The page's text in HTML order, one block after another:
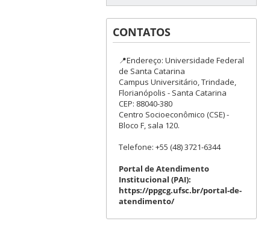
CONTATOS
📍Endereço: Universidade Federal
de Santa Catarina
Campus Universitário, Trindade,
Florianópolis - Santa Catarina
CEP: 88040-380
Centro Socioeconômico (CSE) -
Bloco F, sala 120.
Telefone: +55 (48) 3721-6344
Portal de Atendimento
Institucional (PAI):
https://ppgcg.ufsc.br/portal-de-
atendimento/